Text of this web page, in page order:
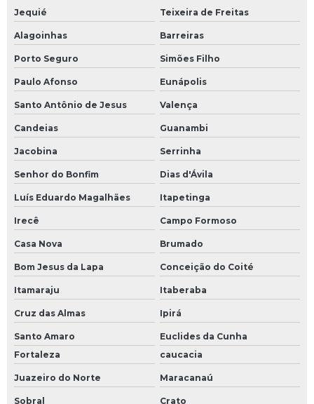
Jequié Teixeira de Freitas
Alagoinhas Barreiras
Porto Seguro Simões Filho
Paulo Afonso Eunápolis
Santo Antônio de Jesus Valença
Candeias Guanambi
Jacobina Serrinha
Senhor do Bonfim Dias d'Ávila
Luís Eduardo Magalhães Itapetinga
Irecê Campo Formoso
Casa Nova Brumado
Bom Jesus da Lapa Conceição do Coité
Itamaraju Itaberaba
Cruz das Almas Ipirá
Santo Amaro
Euclides da Cunha
Fortaleza
caucacia
Juazeiro do Norte Maracanaú
Sobral Crato